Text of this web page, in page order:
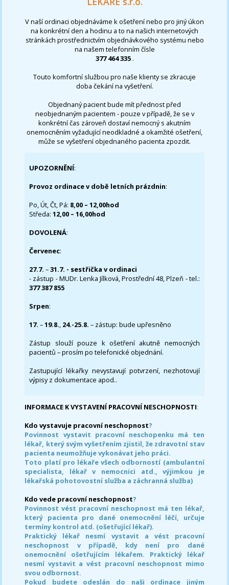
V naší ordinaci objednáváme k ošetření nebo pro jiný úkon
na konkrétní den a hodinu a to na našich internetových
stránkách prostřednictvím objednávkového systému nebo
na našem telefonním čísle
377 464 335 .
Touto komfortní službou pro naše klienty se zkracuje
doba čekání na vyšetření.
Objednaný pacient bude mít přednost před
neobjednaným pacientem - pouze v případě, že se v
konkrétní čas zároveň dostaví nemocný s akutním
onemocněním vyžadující neodkladné a okamžité ošetření,
může se vyšetření objednaného pacienta zpozdit.
UPOZORNĚNÍ:
Provoz ordinace v době letních prázdnin:
Po, Út, Čt, Pá: 8,00 – 12,00hod
Středa:12,00 – 16,00hod
DOVOLENÁ:
Červenec:
27.7.–31.7. - sestřička v ordinaci
- zástup - MUDr. Lenka Jílková, Prostřední 48, Plzeň - tel.:
377 387 855
Srpen:
17. –19.8., 24.-25.8. – zástup: bude upřesněno
Zástup slouží pouze k ošetření akutně nemocných
pacientů – prosím po telefonické objednání.
Zastupující lékařky nevystavují potvrzení, nezhotovují
výpisy z dokumentace apod..
INFORMACE K VYSTAVENÍ PRACOVNÍ NESCHOPNOSTI:
Kdo vystavuje pracovní neschopnost?
Povinnost vystavit pracovní neschopenku má ten
lékař, který svým vyšetřením zjistil, že zdravotní stav
pacienta neumožňuje vykonávat jeho práci.
Toto platí pro lékaře všech odborností (ambulantní
specialista, lékař v nemocnici atd., výjimkou je
lékařská pohotovostní služba a záchranná služba)
Kdo vede pracovní neschopnost?
Povinnost vést pracovní neschopnost má ten lékař,
který pacienta pro dané onemocnění léčí, určuje
termíny kontrol atd. (ošetřující lékař).
Praktický lékař nesmí vystavit a vést pracovní
neschopnost v případě, kdy není pro dané
onemocnění ošetřujícím lékařem. Praktický lékař
nesmí vystavit a vést pracovní neschopnost mimo
svou odbornost.
Pokud budete odeslán do naši ordinace jiným